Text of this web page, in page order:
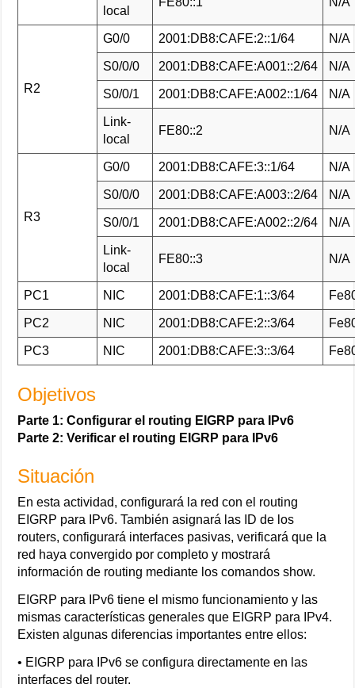
local
R2
G0/0 2001:DB8:CAFE:2::1/64 N/A
S0/0/0 2001:DB8:CAFE:A001::2/64 N/A
S0/0/1 2001:DB8:CAFE:A002::1/64 N/A
Link-
local
FE80::2 N/A
R3
G0/0 2001:DB8:CAFE:3::1/64 N/A
S0/0/0 2001:DB8:CAFE:A003::2/64 N/A
S0/0/1 2001:DB8:CAFE:A002::2/64 N/A
Link-
local
FE80::3 N/A
PC1 NIC 2001:DB8:CAFE:1::3/64
PC2 NIC 2001:DB8:CAFE:2::3/64
PC3 NIC 2001:DB8:CAFE:3::3/64
Objetivos
Parte 1: Configurar el routing EIGRP para IPv6
Parte 2: Verificar el routing EIGRP para IPv6
Situación
En esta actividad, configurará la red con el routing
EIGRP para IPv6. También asignará las ID de los
routers, configurará interfaces pasivas, verificará que la
red haya convergido por completo y mostrará
información de routing mediante los comandos show.
EIGRP para IPv6 tiene el mismo funcionamiento y las
mismas características generales que EIGRP para IPv4.
Existen algunas diferencias importantes entre ellos:
• EIGRP para IPv6 se configura directamente en las
interfaces del router.